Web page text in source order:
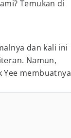
Temukan di
dan kali ini
Namun,
membuatnya